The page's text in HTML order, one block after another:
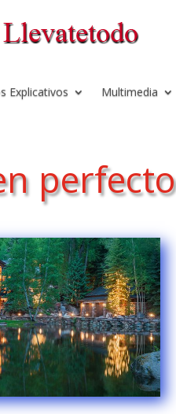
Explicativos Multimedia
perfecto